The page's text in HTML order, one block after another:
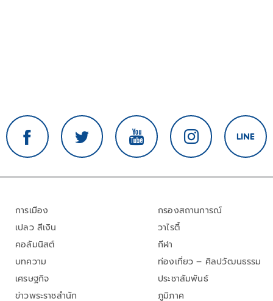
การเมือง
เปลว สีเงิน
คอลัมนิสต์
บทความ
เศรษฐกิจ
ข่าวพระราชสำนัก
กรองสถานการณ์
วาไรตี้
กีฬา
ท่องเที่ยว – ศิลปวัฒนธรรม
ประชาสัมพันธ์
ภูมิภาค